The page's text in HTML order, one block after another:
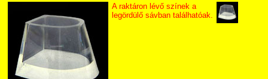
A raktáron lévő színek a
legördülő sávban találhatóak.